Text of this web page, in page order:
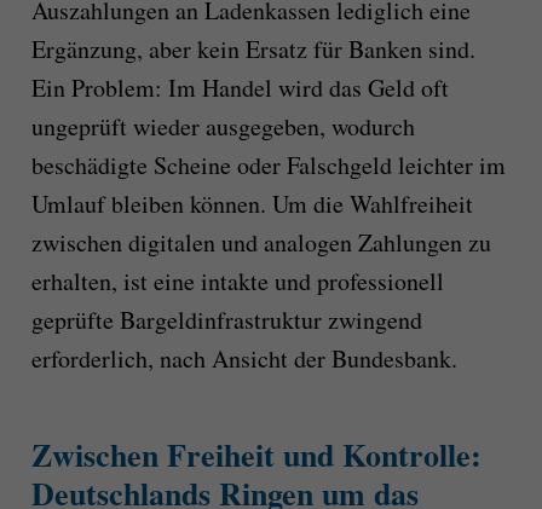
Auszahlungen an Ladenkassen lediglich eine
Ergänzung, aber kein Ersatz für Banken sind.
Ein Problem: Im Handel wird das Geld oft
ungeprüft wieder ausgegeben, wodurch
beschädigte Scheine oder Falschgeld leichter im
Umlauf bleiben können. Um die Wahlfreiheit
zwischen digitalen und analogen Zahlungen zu
erhalten, ist eine intakte und professionell
geprüfte Bargeldinfrastruktur zwingend
erforderlich, nach Ansicht der Bundesbank.
Zwischen Freiheit und Kontrolle:
Deutschlands Ringen um das